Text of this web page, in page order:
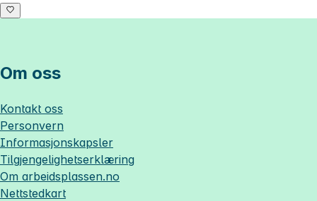
Om oss
Kontakt oss
Personvern
Informasjonskapsler
Tilgjengelighetserklæring
Om arbeidsplassen.no
Nettstedkart